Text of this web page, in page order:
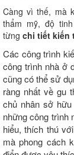
Càng vì thế, mà
thẩm mỹ, độ
từng chi tiết kiến
Các công trình
công trình nhà ở
cũng có thể sử
ràng nhất về gu
chủ nhân sở
những công trình
hiểu, thích thú
mà phong cách